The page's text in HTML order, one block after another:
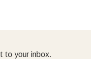
to your inbox.